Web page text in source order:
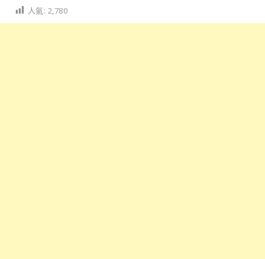
人氣: 2,780